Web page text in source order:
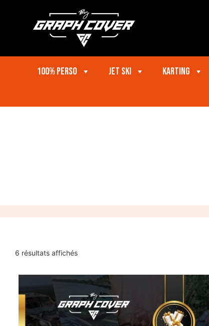
100% perso Jet ski Karting
6 résultats affichés